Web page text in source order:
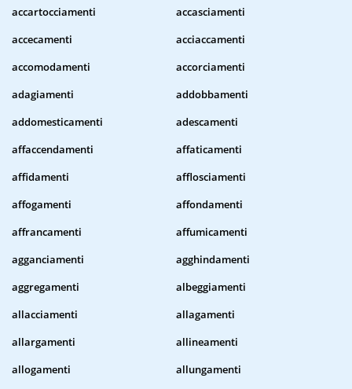
accartocciamenti
accasciamenti
accecamenti
acciaccamenti
accomodamenti
accorciamenti
adagiamenti
addobbamenti
addomesticamenti
adescamenti
affaccendamenti
affaticamenti
affidamenti
afflosciamenti
affogamenti
affondamenti
affrancamenti
affumicamenti
agganciamenti
agghindamenti
aggregamenti
albeggiamenti
allacciamenti
allagamenti
allargamenti
allineamenti
allogamenti
allungamenti